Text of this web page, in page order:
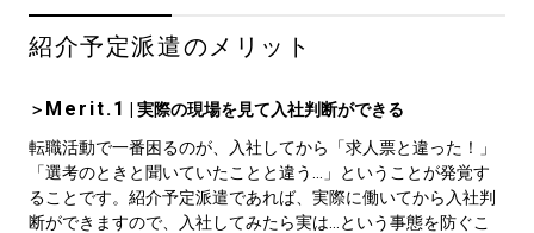
紹介予定派遣のメリット
＞ Merit.1
| 実際の現場を見て入社判断ができる
転職活動で一番困るのが、入社してから「求人票と違った！」
「選考のときと聞いていたことと違う…」ということが発覚す
ることです。紹介予定派遣であれば、実際に働いてから入社判
断ができますので、入社してみたら実は…という事態を防ぐこ